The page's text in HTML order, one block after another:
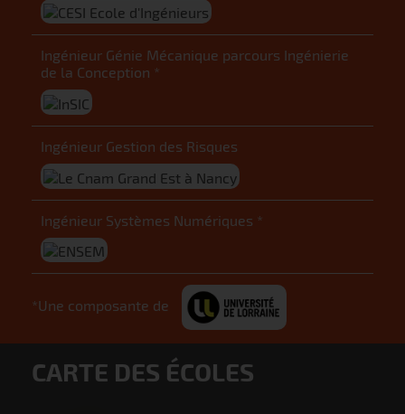
Ingénieur Génie Mécanique parcours Ingénierie
de la Conception *
Ingénieur Gestion des Risques
Ingénieur Systèmes Numériques *
*Une composante de
CARTE DES ÉCOLES